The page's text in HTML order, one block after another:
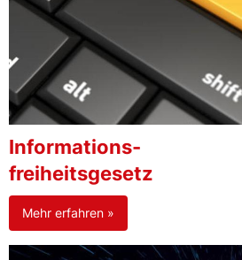
Informations-
freiheitsgesetz
Mehr erfahren »